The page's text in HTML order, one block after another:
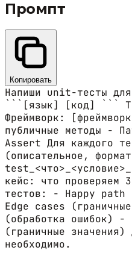
Промпт
Копировать
Напиши unit-тесты
```[язык] [код] ```
Фреймворк:
публичные методы -
Assert Для каждого
(описательное,
кейс: что проверяем
тестов: - Happy path
Edge cases
(обработка ошибок) -
(граничные
необходимо.